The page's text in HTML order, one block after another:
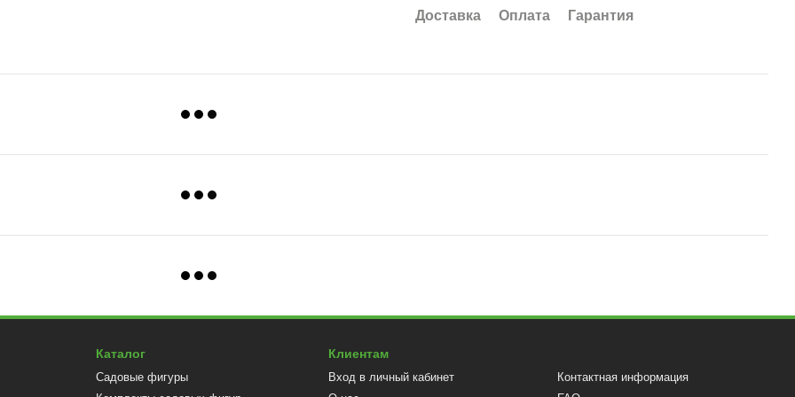
Доставка Оплата Гарантия
Каталог
Садовые фигуры
Клиентам
Вход в личный кабинет
Контактная информация